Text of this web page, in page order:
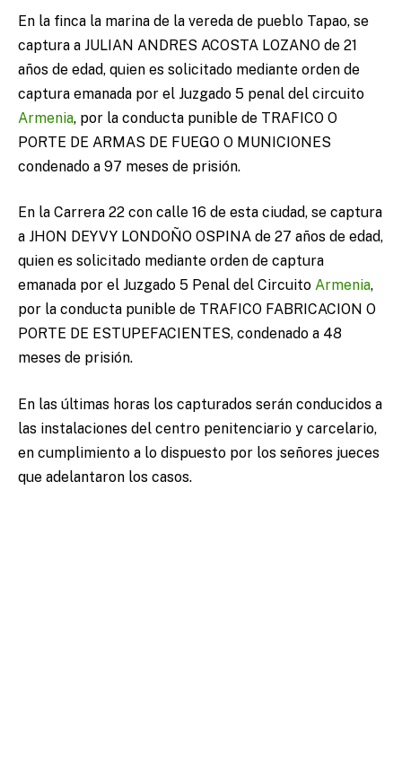
En la finca la marina de la vereda de pueblo Tapao, se
captura a JULIAN ANDRES ACOSTA LOZANO de 21
años de edad, quien es solicitado mediante orden de
captura emanada por el Juzgado 5 penal del circuito
Armenia, por la conducta punible de TRAFICO O
PORTE DE ARMAS DE FUEGO O MUNICIONES
condenado a 97 meses de prisión.
En la Carrera 22 con calle 16 de esta ciudad, se captura
a JHON DEYVY LONDOÑO OSPINA de 27 años de edad,
quien es solicitado mediante orden de captura
emanada por el Juzgado 5 Penal del Circuito Armenia,
por la conducta punible de TRAFICO FABRICACION O
PORTE DE ESTUPEFACIENTES, condenado a 48
meses de prisión.
En las últimas horas los capturados serán conducidos a
las instalaciones del centro penitenciario y carcelario,
en cumplimiento a lo dispuesto por los señores jueces
que adelantaron los casos.